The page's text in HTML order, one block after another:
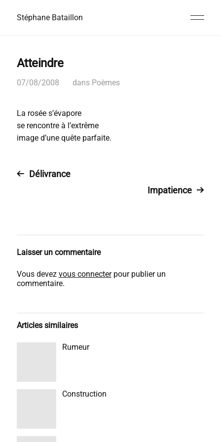
Stéphane Bataillon
Atteindre
07/08/2008 dans Poèmes
La rosée s’évapore
se rencontre à l’extrême
image d’une quête parfaite.
Délivrance
Impatience
Laisser un commentaire
Vous devez vous connecterpour publier un
commentaire.
Articles similaires
Rumeur
Construction